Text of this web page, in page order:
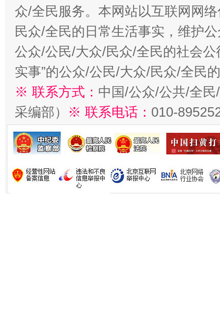
众/全民服务。本网站以互联网网
民众/全民的日常生活事实，维护
公众/公民/大众/民众/全民的社会公
实事”的公众/公民/大众/民众/全民
※ 联系方式： 中国/公众/公共/全
采编部） ※ 联系电话： 010-